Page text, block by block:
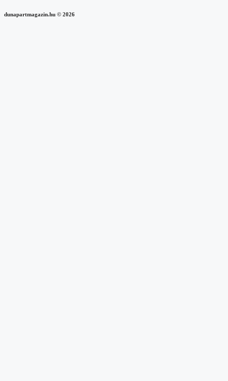
dunapartmagazin.hu © 2026